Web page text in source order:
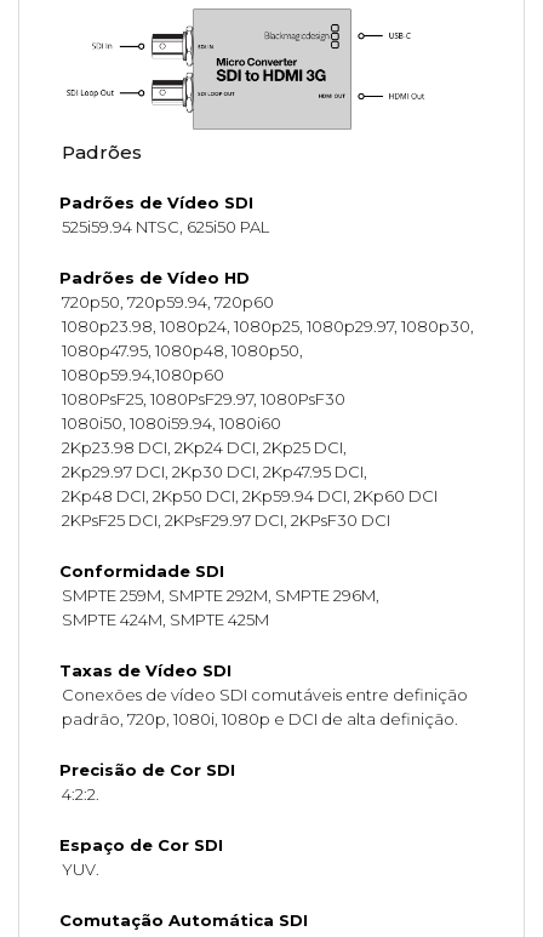
Padrões
Padrões de Vídeo SDI
525i59.94 NTSC, 625i50 PAL
Padrões de Vídeo HD
720p50, 720p59.94, 720p60
1080p23.98, 1080p24, 1080p25, 1080p29.97, 1080p30,
1080p47.95, 1080p48, 1080p50,
1080p59.94,1080p60
1080PsF25, 1080PsF29.97, 1080PsF30
1080i50, 1080i59.94, 1080i60
2Kp23.98 DCI, 2Kp24 DCI, 2Kp25 DCI,
2Kp29.97 DCI, 2Kp30 DCI, 2Kp47.95 DCI,
2Kp48 DCI, 2Kp50 DCI, 2Kp59.94 DCI, 2Kp60 DCI
2KPsF25 DCI, 2KPsF29.97 DCI, 2KPsF30 DCI
Conformidade SDI
SMPTE 259M, SMPTE 292M, SMPTE 296M,
SMPTE 424M, SMPTE 425M
Taxas de Vídeo SDI
Conexões de vídeo SDI comutáveis entre definição
padrão, 720p, 1080i, 1080p e DCI de alta definição.
Precisão de Cor SDI
4:2:2.
Espaço de Cor SDI
YUV.
Comutação Automática SDI